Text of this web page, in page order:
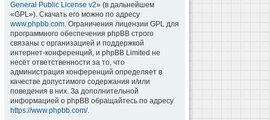
General Public License v2» (в дальнейшем
«GPL»). Скачать его можно по адресу
www.phpbb.com. Ограничения лицензии GPL для
программного обеспечения phpBB строго
связаны с организацией и поддержкой
интернет-конференций, и phpBB Limited не
несёт ответственности за то, что
администрация конференций определяет в
качестве допустимого содержания и/или
поведения в них. За дополнительной
информацией о phpBB обращайтесь по адресу
https://www.phpbb.com/.